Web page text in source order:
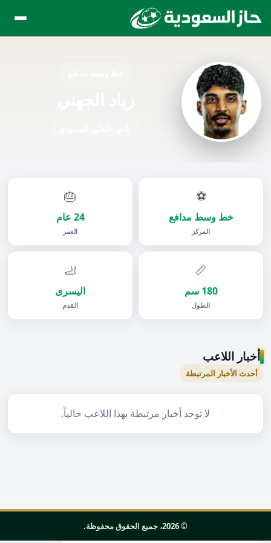
⚽
خط وسط مدافع
المركز
🎂
24 عام
العمر
📏
180 سم
الطول
🦶
اليسرى
القدم
أخبار اللاعب
أحدث الأخبار المرتبطة
لا توجد أخبار مرتبطة بهذا اللاعب حالياً.
© 2026، جميع الحقوق محفوظة.